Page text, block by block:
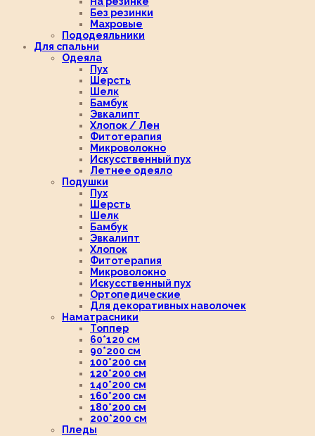
Без резинки
Махровые
Пододеяльники
Для спальни
Одеяла
Пух
Шерсть
Шелк
Бамбук
Эвкалипт
Хлопок / Лен
Фитотерапия
Микроволокно
Искусственный пух
Летнее одеяло
Подушки
Пух
Шерсть
Шелк
Бамбук
Эвкалипт
Хлопок
Фитотерапия
Микроволокно
Искусственный пух
Ортопедические
Для декоративных наволочек
Наматрасники
Топпер
60*120 см
90*200 см
100*200 см
120*200 см
140*200 см
160*200 см
180*200 см
200*200 см
Пледы